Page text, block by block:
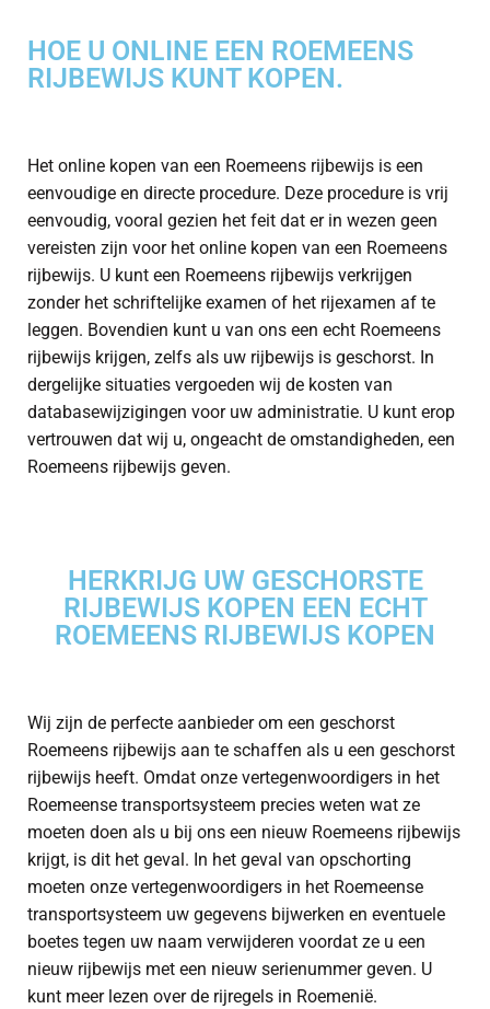
HOE U ONLINE EEN ROEMEENS
RIJBEWIJS KUNT KOPEN.
Het online kopen van een Roemeens rijbewijs is een
eenvoudige en directe procedure. Deze procedure is vrij
eenvoudig, vooral gezien het feit dat er in wezen geen
vereisten zijn voor het online kopen van een Roemeens
rijbewijs. U kunt een Roemeens rijbewijs verkrijgen
zonder het schriftelijke examen of het rijexamen af te
leggen. Bovendien kunt u van ons een echt Roemeens
rijbewijs krijgen, zelfs als uw rijbewijs is geschorst. In
dergelijke situaties vergoeden wij de kosten van
databasewijzigingen voor uw administratie. U kunt erop
vertrouwen dat wij u, ongeacht de omstandigheden, een
Roemeens rijbewijs geven.
HERKRIJG UW GESCHORSTE
RIJBEWIJS KOPEN EEN ECHT
ROEMEENS RIJBEWIJS KOPEN
Wij zijn de perfecte aanbieder om een geschorst
Roemeens rijbewijs aan te schaffen als u een geschorst
rijbewijs heeft. Omdat onze vertegenwoordigers in het
Roemeense transportsysteem precies weten wat ze
moeten doen als u bij ons een nieuw Roemeens rijbewijs
krijgt, is dit het geval. In het geval van opschorting
moeten onze vertegenwoordigers in het Roemeense
transportsysteem uw gegevens bijwerken en eventuele
boetes tegen uw naam verwijderen voordat ze u een
nieuw rijbewijs met een nieuw serienummer geven. U
kunt meer lezen over de rijregels in Roemenië.